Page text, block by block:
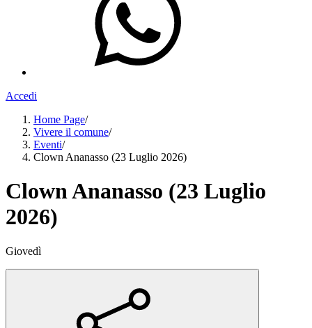
Accedi
Home Page/
Vivere il comune/
Eventi/
Clown Ananasso (23 Luglio 2026)
Clown Ananasso (23 Luglio
2026)
Giovedì